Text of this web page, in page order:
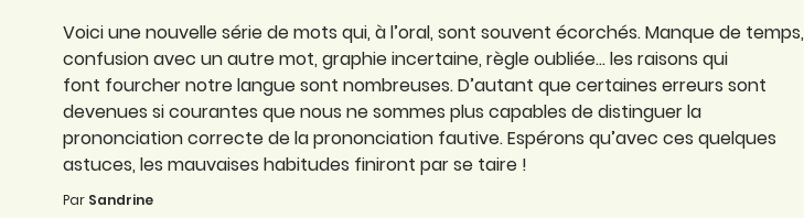
Certifier ses compétences
Évaluer le niveau de ses
salariés
Accompagner ses
salariés
Explorer la langue
française
Découvrir nos
Voici une nouvelle série de mots qui, à l’oral, sont souvent écorchés. Manque de temps,
confusion avec un autre mot, graphie incertaine, règle oubliée... les raisons qui
font fourcher notre langue sont nombreuses. D’autant que certaines erreurs sont
devenues si courantes que nous ne sommes plus capables de distinguer la
prononciation correcte de la prononciation fautive. Espérons qu’avec ces quelques
astuces, les mauvaises habitudes finiront par se taire !
Par Sandrine